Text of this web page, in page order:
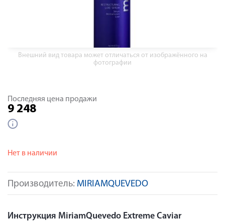
Внешний вид товара может отличаться от изображённого на
фотографии
Производитель: MIRIAMQUEVEDO
Последняя цена продажи
9 248
Нет в наличии
Инструкция MiriamQuevedo Extreme Caviar